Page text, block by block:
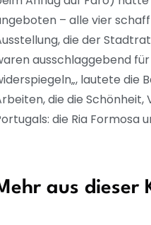
– alle vier
die der
ausschlaggebend
lautete die
die die
die Ria Formosa
aus dieser